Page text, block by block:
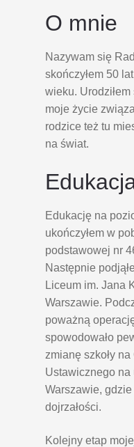
O mnie
Nazywam się
skończyłem 50
wieku. Urodziłem
moje życie
rodzice też tu
na świat.
Edukację na
ukończyłem w
podstawowej nr
Następnie
Liceum im. Jana
Warszawie.
poważną
spowodowało
zmianę szkoły
Ustawicznego
Warszawie, gdzie
dojrzałości.
Kolejny etap